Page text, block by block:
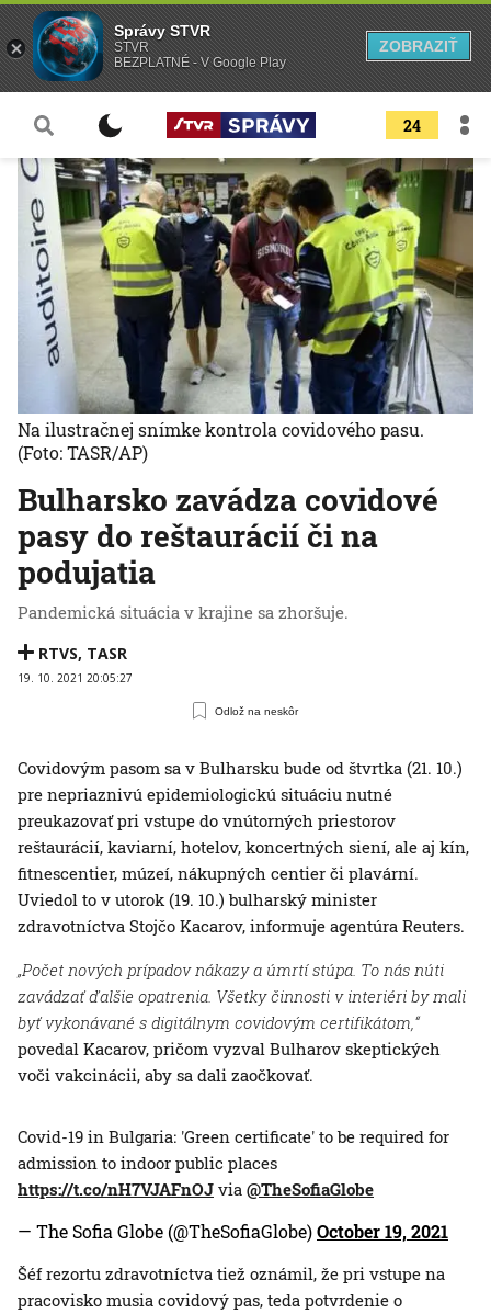
24
Bulharsko zavádza covidové
pasy do reštaurácií či na
podujatia
Pandemická situácia v krajine sa zhoršuje.
RTVS, TASR
19. 10. 2021 20:05:27
Odlož na neskôr
Na ilustračnej snímke kontrola covidového pasu.
(Foto: TASR/AP)
Covidovým pasom sa v Bulharsku bude od štvrtka (21. 10.)
pre nepriaznivú epidemiologickú situáciu nutné
preukazovať pri vstupe do vnútorných priestorov
reštaurácií, kaviarní, hotelov, koncertných siení, ale aj kín,
fitnescentier, múzeí, nákupných centier či plavární.
Uviedol to v utorok (19. 10.) bulharský minister
zdravotníctva Stojčo Kacarov, informuje agentúra Reuters.
„Počet nových prípadov nákazy a úmrtí stúpa. To nás núti
zavádzať ďalšie opatrenia. Všetky činnosti v interiéri by mali
byť vykonávané s digitálnym covidovým certifikátom,“
povedal Kacarov, pričom vyzval Bulharov skeptických
voči vakcinácii, aby sa dali zaočkovať.
Covid-19 in Bulgaria: 'Green certificate' to be required for
admission to indoor public places
https://t.co/nH7VJAFnOJ via @TheSofiaGlobe
— The Sofia Globe (@TheSofiaGlobe)October 19, 2021
Šéf rezortu zdravotníctva tiež oznámil, že pri vstupe na
pracovisko musia covidový pas, teda potvrdenie o
Správy STVR
STVR
BEZPLATNÉ - V Google Play
ZOBRAZIŤ